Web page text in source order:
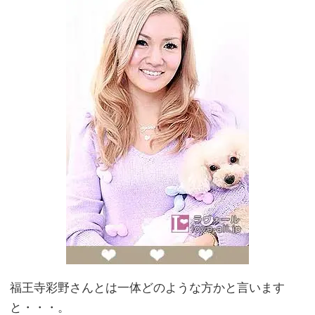
福王寺彩野さんとは一体どのような方かと言います
と・・・。